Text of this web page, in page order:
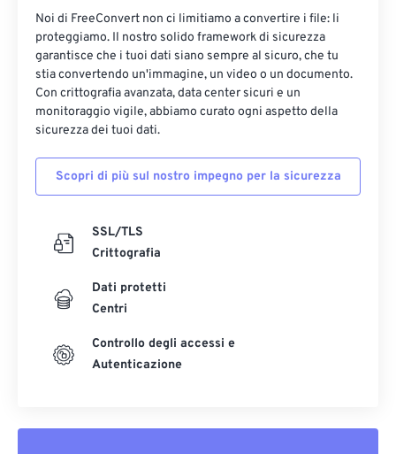
Noi di FreeConvert non ci limitiamo a convertire i file: li
proteggiamo. Il nostro solido framework di sicurezza
garantisce che i tuoi dati siano sempre al sicuro, che tu
stia convertendo un'immagine, un video o un documento.
Con crittografia avanzata, data center sicuri e un
monitoraggio vigile, abbiamo curato ogni aspetto della
sicurezza dei tuoi dati.
Scopri di più sul nostro impegno per la sicurezza
SSL/TLS
Crittografia
Dati protetti
Centri
Controllo degli accessi e
Autenticazione